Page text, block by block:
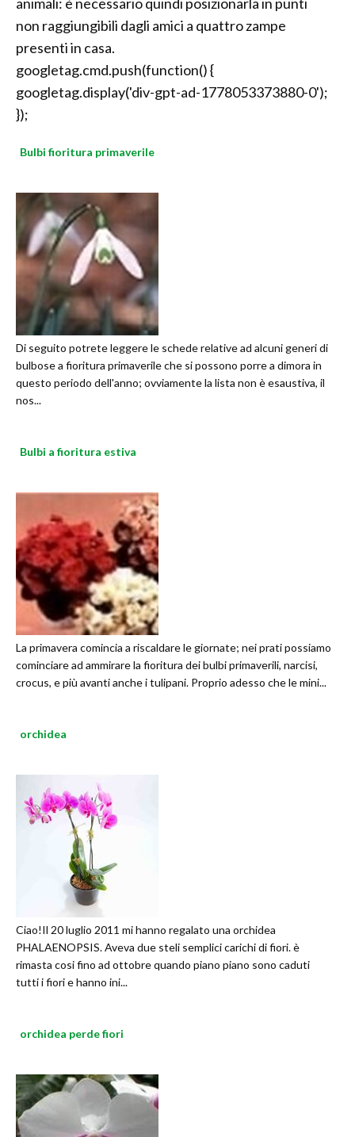
non raggiungibili dagli amici a quattro zampe
presenti in casa.
googletag.cmd.push(function() {
googletag.display('div-gpt-ad-1778053373880-0');
});
Bulbi fioritura primaverile
Di seguito potrete leggere le schede relative ad alcuni generi di
bulbose a fioritura primaverile che si possono porre a dimora in
questo periodo dell'anno; ovviamente la lista non è esaustiva, il
nos...
Bulbi a fioritura estiva
La primavera comincia a riscaldare le giornate; nei prati possiamo
cominciare ad ammirare la fioritura dei bulbi primaverili, narcisi,
crocus, e più avanti anche i tulipani. Proprio adesso che le mini...
orchidea
Ciao!Il 20 luglio 2011 mi hanno regalato una orchidea
PHALAENOPSIS. Aveva due steli semplici carichi di fiori. è
rimasta cosi fino ad ottobre quando piano piano sono caduti
tutti i fiori e hanno ini...
orchidea perde fiori